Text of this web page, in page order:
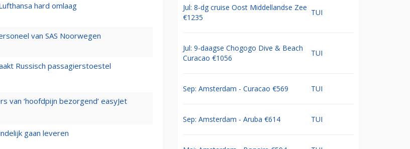
hard omlaag
van SAS Noorwegen
Russisch passagierstoestel
van ‘hoofdpijn bezorgend’ easyJet
gaan leveren
Jul: 8-dg cruise Oost Middellandse Zee
€1235
TUI
Jul: 9-daagse Chogogo Dive & Beach
Curacao €1056
TUI
Sep: Amsterdam - Curacao €569 TUI
Sep: Amsterdam - Aruba €614 TUI